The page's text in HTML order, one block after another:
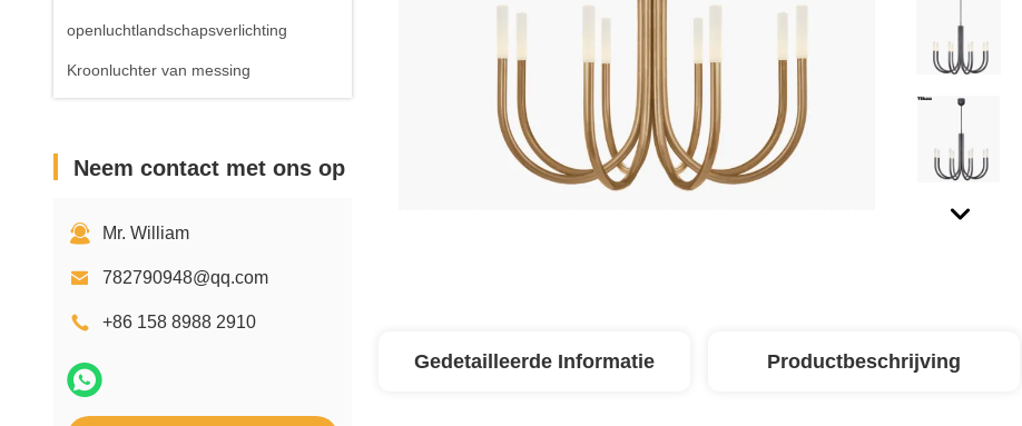
openluchtlandschapsverlichting
Kroonluchter van messing
Neem contact met ons op
Mr. William
782790948@qq.com
+86 158 8988 2910
Gedetailleerde Informatie Productbeschrijving